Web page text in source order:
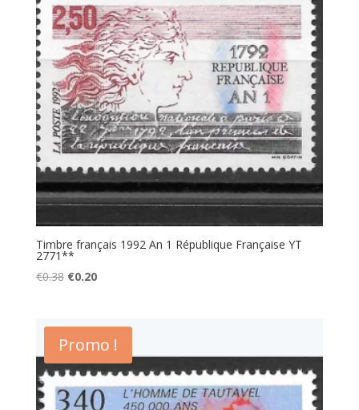
Timbre français 1992 An 1 République Française YT
2771**
€0.38 Le
était :
€0.38.
€0.20Le
est :
€0.20.
Promo !